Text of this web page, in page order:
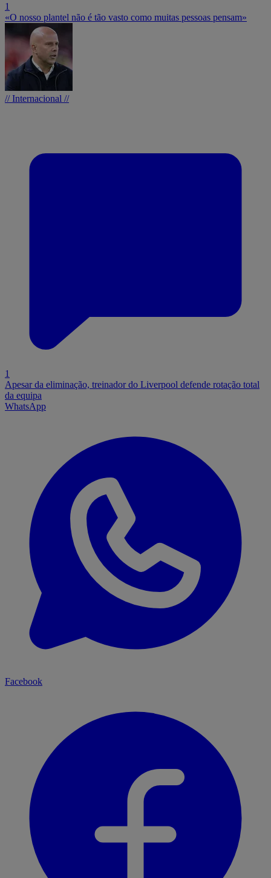
1
«O nosso plantel não é tão vasto como muitas pessoas pensam»
// Internacional //
1
Apesar da eliminação, treinador do Liverpool defende rotação total
da equipa
WhatsApp
Facebook